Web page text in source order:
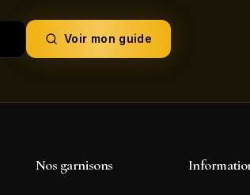
Voir mon guide
Nos garnisons